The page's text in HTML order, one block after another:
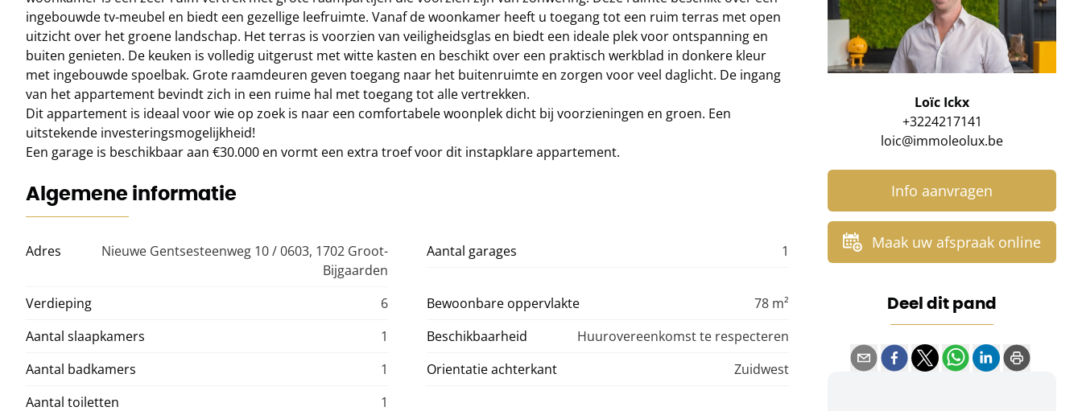
ingebouwde tv-meubel en biedt een gezellige leefruimte. Vanaf de woonkamer heeft u toegang tot een ruim terras met open
uitzicht over het groene landschap. Het terras is voorzien van veiligheidsglas en biedt een ideale plek voor ontspanning en
buiten genieten. De keuken is volledig uitgerust met witte kasten en beschikt over een praktisch werkblad in donkere kleur
met ingebouwde spoelbak. Grote raamdeuren geven toegang naar het buitenruimte en zorgen voor veel daglicht. De ingang
van het appartement bevindt zich in een ruime hal met toegang tot alle vertrekken.
Dit appartement is ideaal voor wie op zoek is naar een comfortabele woonplek dicht bij voorzieningen en groen. Een
uitstekende investeringsmogelijkheid!
Een garage is beschikbaar aan €30.000 en vormt een extra troef voor dit instapklare appartement.
Algemene informatie
Adres
Nieuwe Gentsesteenweg 10 / 0603, 1702 Groot-
Bijgaarden
Aantal garages 1
Verdieping 6 Bewoonbare oppervlakte
78 m²
Aantal slaapkamers
1 Beschikbaarheid
Huurovereenkomst te respecteren
Aantal badkamers
1 Orientatie achterkant
Zuidwest
Aantal toiletten
1
Loïc Ickx
+3224217141
loic@immoleolux.be
Info aanvragen
Maak uw afspraak online
Deel dit pand